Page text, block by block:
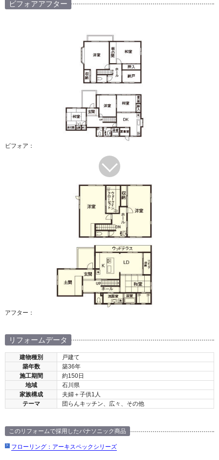
ビフォアアフター
ビフォア：
アフター：
リフォームデータ
建物種別
戸建て
築年数
築36年
施工期間
約150日
地域
石川県
家族構成
夫婦＋子供1人
テーマ
団らんキッチン、広々、その他
このリフォームで採用したパナソニック商品
フローリング：アーキスペックシリーズ